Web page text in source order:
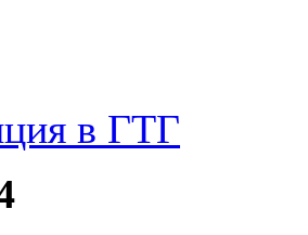
в ГТГ